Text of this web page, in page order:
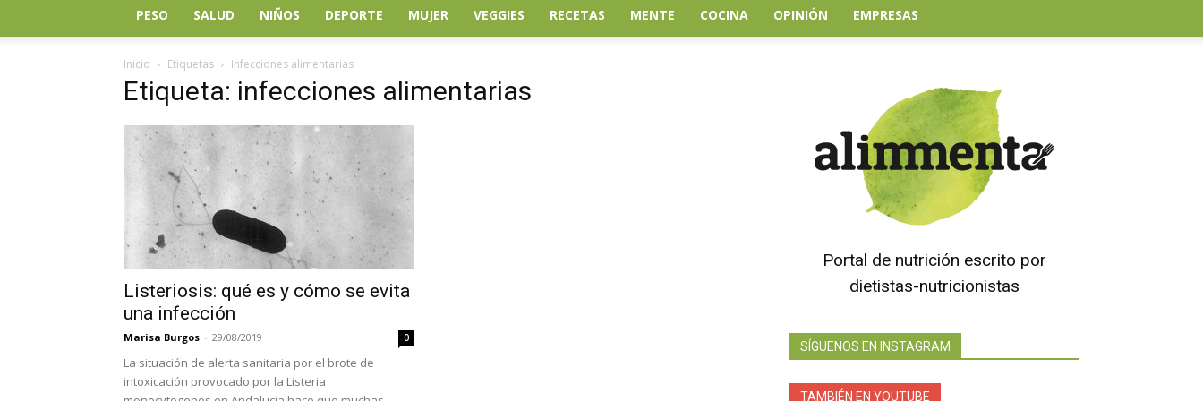
PESO SALUD NIÑOS DEPORTE MUJER VEGGIES RECETAS MENTE COCINA OPINIÓN EMPRESAS
Inicio Etiquetas Infecciones alimentarias
Etiqueta: infecciones alimentarias
Listeriosis: qué es y cómo se evita
una infección
Marisa Burgos - 29/08/2019 0
La situación de alerta sanitaria por el brote de
intoxicación provocado por la Listeria
Portal de nutrición escrito por
dietistas-nutricionistas
SÍGUENOS EN INSTAGRAM
TAMBIÉN EN YOUTUBE